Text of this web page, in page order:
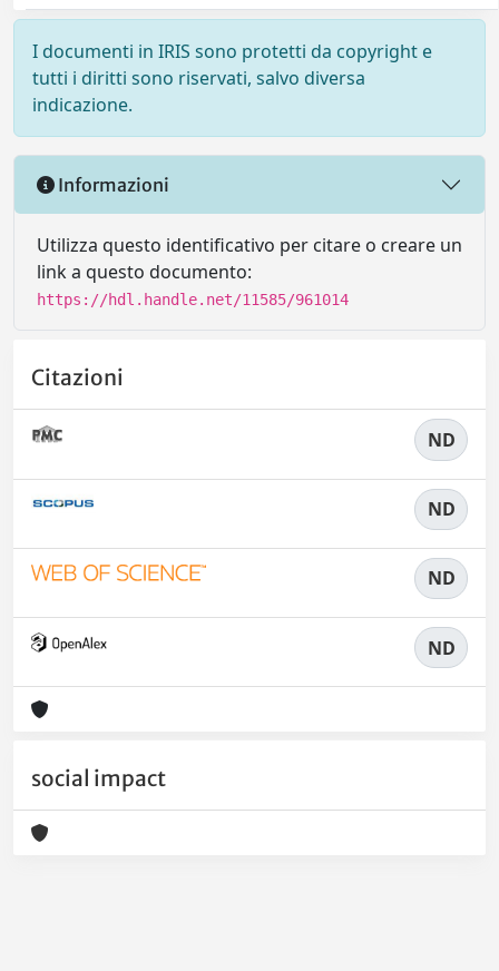
I documenti in IRIS sono protetti da copyright e
tutti i diritti sono riservati, salvo diversa
indicazione.
Informazioni
Utilizza questo identificativo per citare o creare un
link a questo documento:
https://hdl.handle.net/11585/961014
Citazioni
ND
ND
ND
ND
social impact